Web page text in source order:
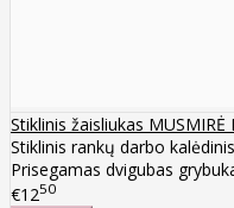
Stiklinis žaisliukas MUSMIRĖ
Stiklinis rankų darbo
Prisegamas dvigubas
€1250